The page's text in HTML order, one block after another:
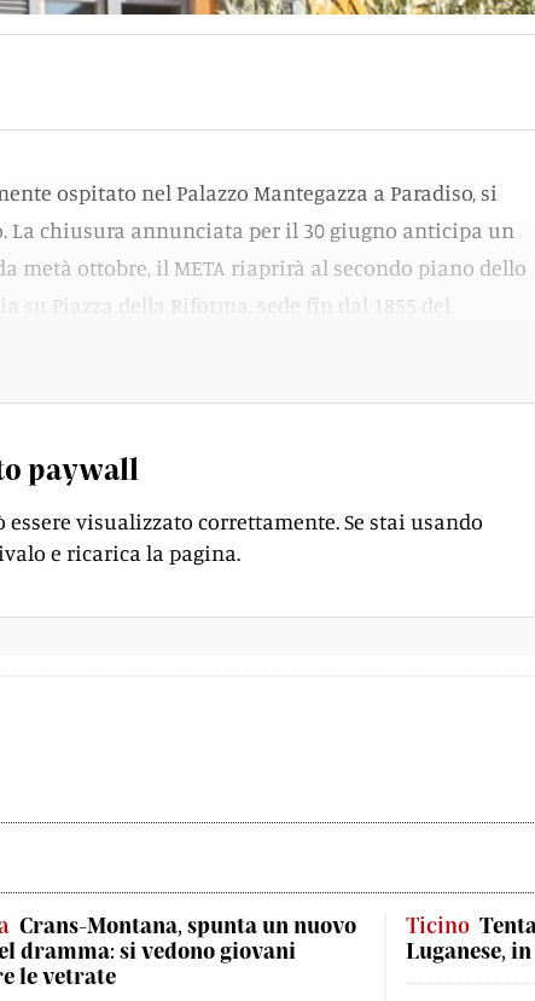
ospitato nel Palazzo Mantegazza a Paradiso, si
La chiusura annunciata per il 30 giugno anticipa un
metà ottobre, il META riaprirà al secondo piano dello
su Piazza della Riforma, sede fin dal 1855 del
paywall
visualizzato correttamente. Se stai usando
e ricarica la pagina.
Crans-Montana, spunta un nuovo
dramma: si vedono giovani
le vetrate
Ticino
Luganese,